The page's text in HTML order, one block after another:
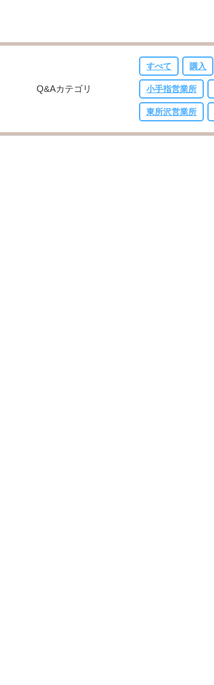
Q&Aカテゴリ
すべて 購入
小手指営業所
東所沢営業所